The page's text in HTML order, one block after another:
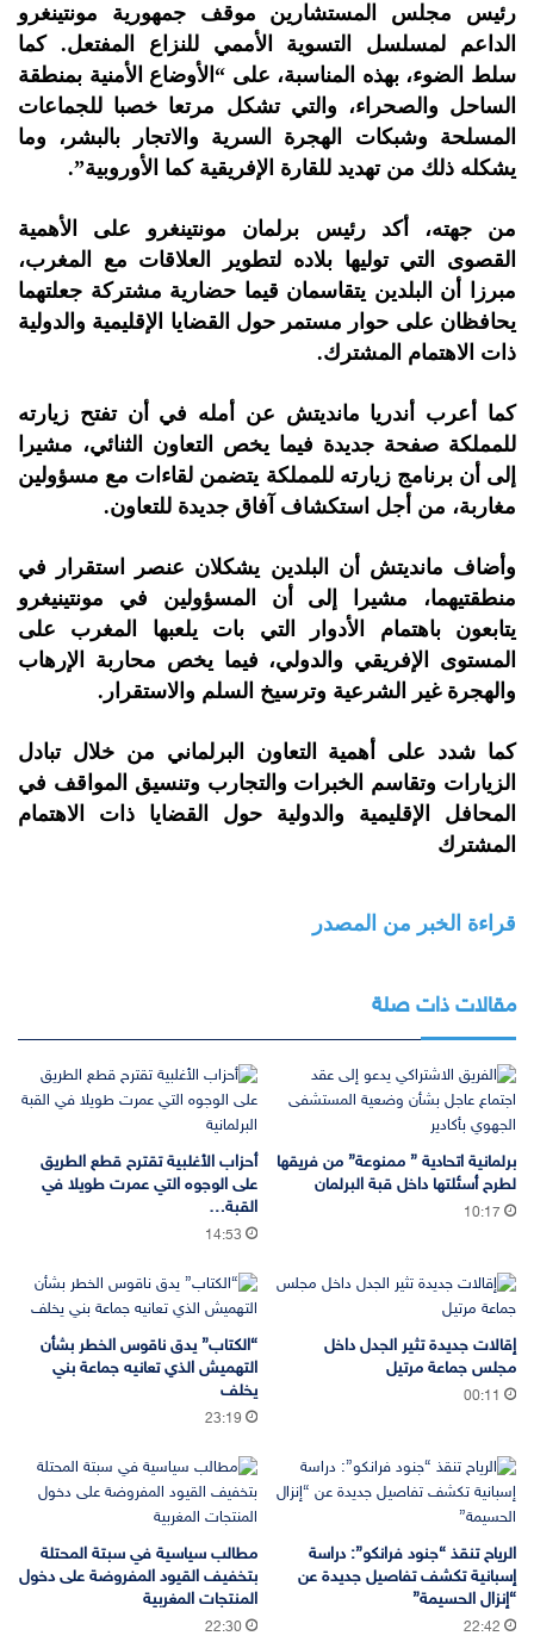
رئيس مجلس المستشارين موقف جمهورية مونتينغرو
الداعم لمسلسل التسوية الأممي للنزاع المفتعل. كما
سلط الضوء، بهذه المناسبة، على “الأوضاع الأمنية بمنطقة
الساحل والصحراء، والتي تشكل مرتعا خصبا للجماعات
المسلحة وشبكات الهجرة السرية والاتجار بالبشر، وما
يشكله ذلك من تهديد للقارة الإفريقية كما الأوروبية”.
من جهته، أكد رئيس برلمان مونتينغرو على الأهمية
القصوى التي توليها بلاده لتطوير العلاقات مع المغرب،
مبرزا أن البلدين يتقاسمان قيما حضارية مشتركة جعلتهما
يحافظان على حوار مستمر حول القضايا الإقليمية والدولية
ذات الاهتمام المشترك.
كما أعرب أندريا مانديتش عن أمله في أن تفتح زيارته
للمملكة صفحة جديدة فيما يخص التعاون الثنائي، مشيرا
إلى أن برنامج زيارته للمملكة يتضمن لقاءات مع مسؤولين
مغاربة، من أجل استكشاف آفاق جديدة للتعاون.
وأضاف مانديتش أن البلدين يشكلان عنصر استقرار في
منطقتيهما، مشيرا إلى أن المسؤولين في مونتينيغرو
يتابعون باهتمام الأدوار التي بات يلعبها المغرب على
المستوى الإفريقي والدولي، فيما يخص محاربة الإرهاب
والهجرة غير الشرعية وترسيخ السلم والاستقرار.
كما شدد على أهمية التعاون البرلماني من خلال تبادل
الزيارات وتقاسم الخبرات والتجارب وتنسيق المواقف في
المحافل الإقليمية والدولية حول القضايا ذات الاهتمام
المشترك
قراءة الخبر من المصدر
مقالات ذات صلة
برلمانية اتحادية ” ممنوعة” من فريقها
لطرح أسئلتها داخل قبة البرلمان
10:17
أحزاب الأغلبية تقترح قطع الطريق
على الوجوه التي عمرت طويلا في
القبة…
14:53
إقالات جديدة تثير الجدل داخل
مجلس جماعة مرتيل
00:11
“الكتاب” يدق ناقوس الخطر بشأن
التهميش الذي تعانيه جماعة بني
يخلف
23:19
الرياح تنقذ “جنود فرانكو”: دراسة
إسبانية تكشف تفاصيل جديدة عن
“إنزال الحسيمة”
22:42
مطالب سياسية في سبتة المحتلة
بتخفيف القيود المفروضة على دخول
المنتجات المغربية
22:30